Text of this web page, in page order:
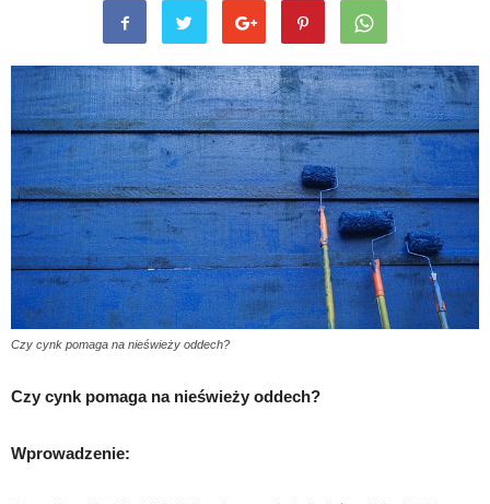
Czy cynk pomaga na nieświeży oddech?
Czy cynk pomaga na nieświeży oddech?
Wprowadzenie: